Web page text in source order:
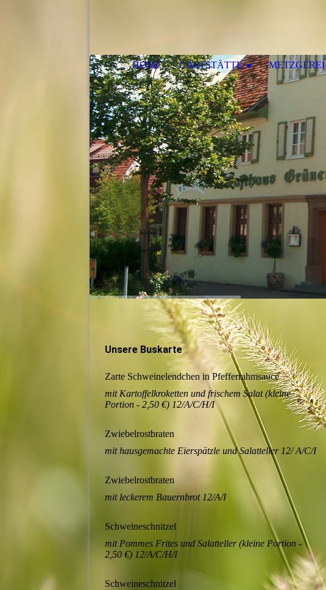
HOME GASTSTÄTTE METZGEREI
Unsere Buskarte
Zarte Schweinelendchen in Pfefferrahmsauce
mit Kartoffelkroketten und frischem Salat (kleine
Portion - 2,50 €) 12/A/C/H/I
Zwiebelrostbraten
mit hausgemachte Eierspätzle und Salatteller 12/ A/C/I
Zwiebelrostbraten
mit leckerem Bauernbrot 12/A/I
Schweineschnitzel
mit Pommes Frites und Salatteller (kleine Portion -
2,50 €) 12/A/C/H/I
Schweineschnitzel